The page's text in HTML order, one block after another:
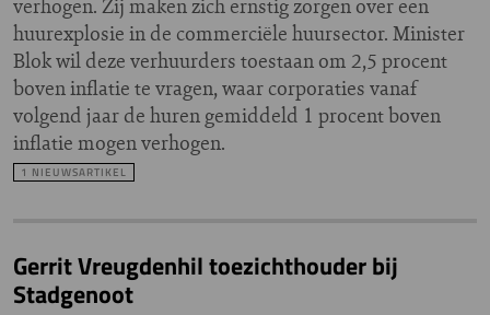
verhogen. Zij maken zich ernstig zorgen over een
huurexplosie in de commerciële huursector. Minister
Blok wil deze verhuurders toestaan om 2,5 procent
boven inflatie te vragen, waar corporaties vanaf
volgend jaar de huren gemiddeld 1 procent boven
inflatie mogen verhogen.
1 NIEUWSARTIKEL
Gerrit Vreugdenhil toezichthouder bij
Stadgenoot